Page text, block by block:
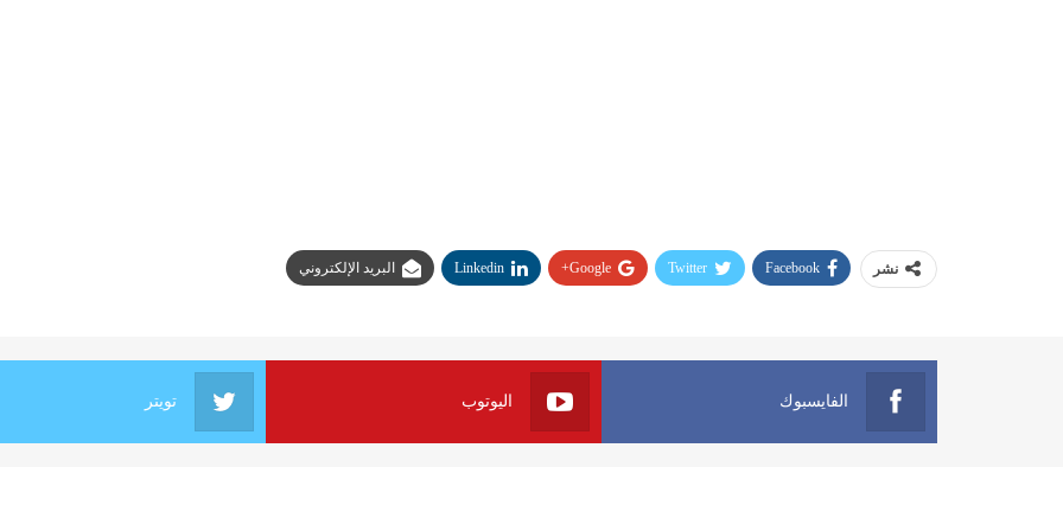
نشر Facebook
Twitter
Google+
Linkedin البريد الإلكتروني
الفايسبوك اليوتوب تويتر